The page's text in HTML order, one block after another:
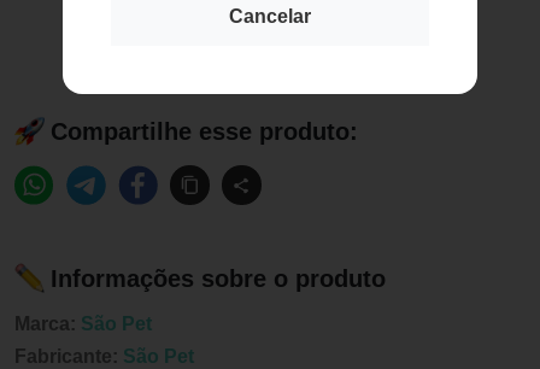
Cancelar
Compartilhe esse produto:
Informações sobre o produto
Marca: São Pet
Fabricante: São Pet